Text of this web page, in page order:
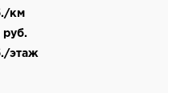
км
руб.
этаж